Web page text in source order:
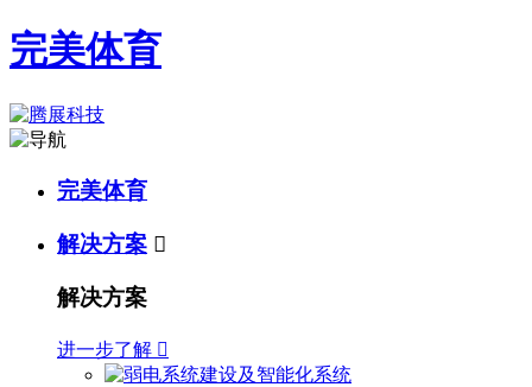
完美体育
完美体育
解决方案 
解决方案
进一步了解 